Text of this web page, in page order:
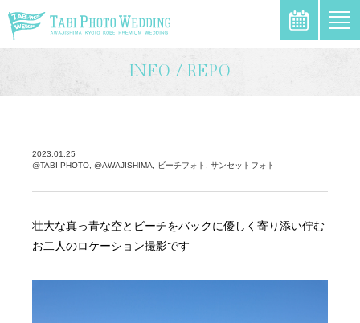
INFO / REPO
2023.01.25
@TABI PHOTO, @AWAJISHIMA, ビーチフォト, サンセットフォト
壮大な真っ青な空とビーチをバックに優しく寄り添い佇む
お二人のロケーション撮影です